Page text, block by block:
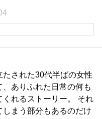
された30代半ばの女性
ありふれた日常の何も
れるストーリー。 それ
まう部分もあるのだけ